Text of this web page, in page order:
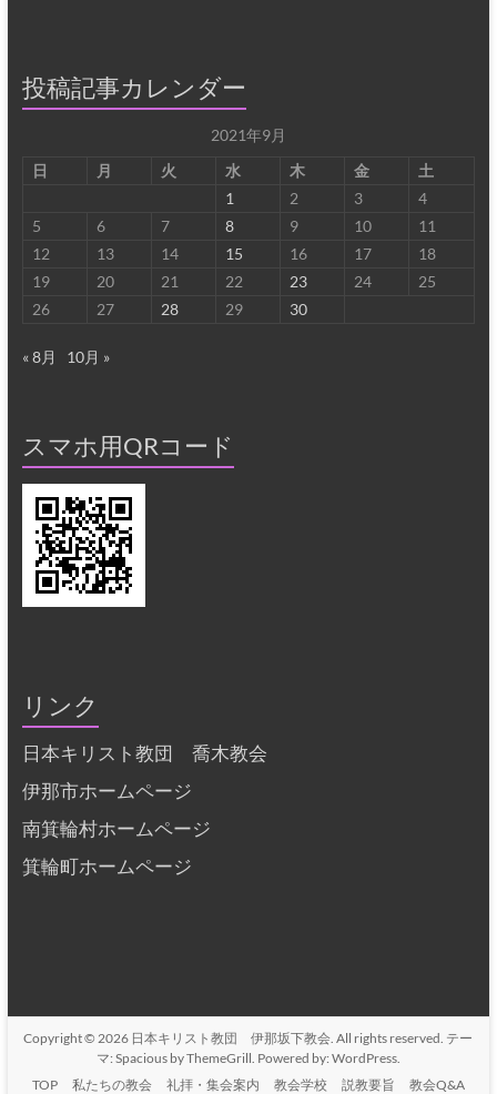
投稿記事カレンダー
2021年9月
日
月 火 水 木 金
土
1
2 3
4
5
6 7 8 9 10
11
12
13 14 15 16 17
18
19
20 21 22 23 24
25
26
27 28 29 30
« 8月 10月 »
スマホ用QRコード
リンク
日本キリスト教団 喬木教会
伊那市ホームページ
南箕輪村ホームページ
箕輪町ホームページ
Copyright © 2026 日本キリスト教団 伊那坂下教会 . All rights reserved. テー
マ: Spaciousby ThemeGrill. Powered by: WordPress.
TOP
私たちの教会 礼拝・集会案内 教会学校 説教要旨 教会Q&A